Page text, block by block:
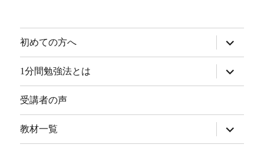
初めての方へ
ブ
メ
ニ
ュ
ー
開
1分間勉強法とは
ブ
メ
ー
を
展
開
受講者の声
教材一覧
ブ
メ